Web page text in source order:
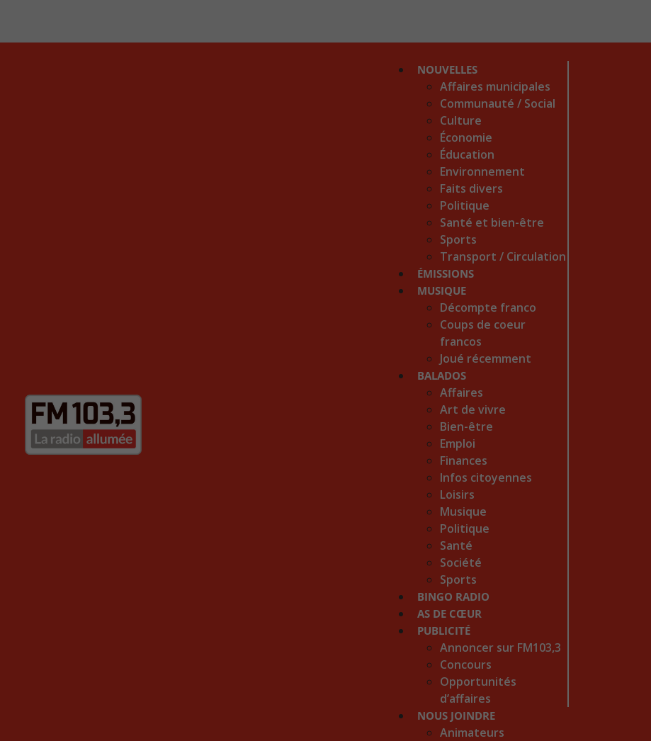
NOUVELLES
Affaires municipales
Communauté / Social
Culture
Économie
Éducation
Environnement
Faits divers
Politique
Santé et bien-être
Sports
Transport / Circulation
ÉMISSIONS
MUSIQUE
Décompte franco
Coups de coeur
francos
Joué récemment
BALADOS
Affaires
Art de vivre
Bien-être
Emploi
Finances
Infos citoyennes
Loisirs
Musique
Politique
Santé
Société
Sports
BINGO RADIO
AS DE CŒUR
PUBLICITÉ
Annoncer sur FM103,3
Concours
Opportunités
d’affaires
NOUS JOINDRE
Animateurs